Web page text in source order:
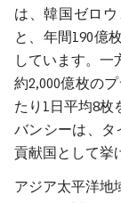
は、韓国ゼロ
と、年間190億
しています。一
約2,000億枚の
たり1日平均8枚
バンシーは、タ
貢献国として挙
アジア太平洋地